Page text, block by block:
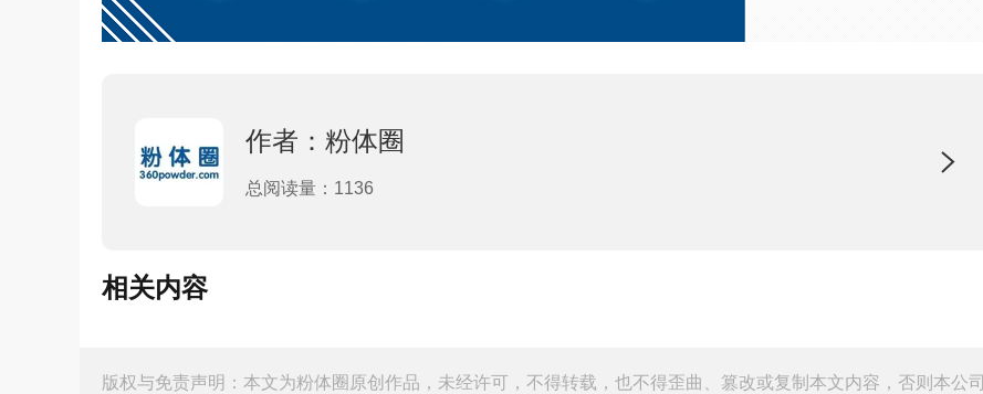
作者：粉体圈
总阅读量：1136
相关内容
版权与免责声明：本文为粉体圈原创作品，未经许可，不得转载，也不得歪曲、篡改或复制本文内容，否则本公司